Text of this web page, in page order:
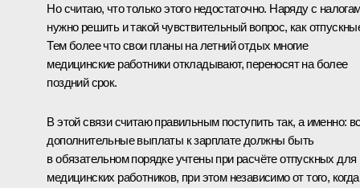
Но считаю, что только этого недостаточно. Наряду с
нужно решить и такой чувствительный вопрос, как
Тем более что свои планы на летний отдых многие
медицинские работники откладывают, переносят на более
поздний срок.
В этой связи считаю правильным поступить так, а именно:
дополнительные выплаты к зарплате должны быть
в обязательном порядке учтены при расчёте отпускных для
медицинских работников, при этом независимо от того, когда